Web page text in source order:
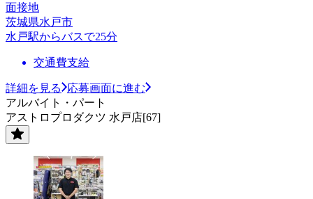
面接地
茨城県水戸市
水戸駅からバスで25分
交通費支給
詳細を見る
応募画面に進む
アルバイト・パート
アストロプロダクツ 水戸店[67]